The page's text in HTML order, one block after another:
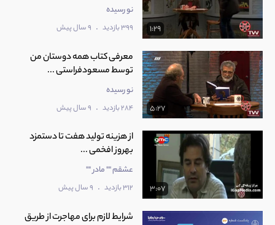
1:29
نو رسیده
399 بازدید . 9 سال پیش
5:27
‫معرفی کتاب همه دوستان من
توسط مسعودفراستی ...
نو رسیده
284 بازدید . 9 سال پیش
3:07
‫از هزینه تولید هفت تا دستمزد
بهروز افخمی ...
عشقم "" مادر ""
312 بازدید . 9 سال پیش
شرایط لازم برای مهاجرت از طریق